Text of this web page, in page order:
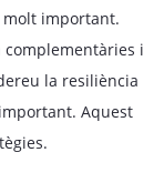
molt important.
i
la resiliència
Aquest